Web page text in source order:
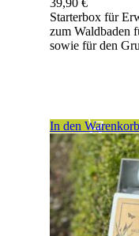
Starterbox für
zum Waldbaden
sowie für den
In den Warenkorb